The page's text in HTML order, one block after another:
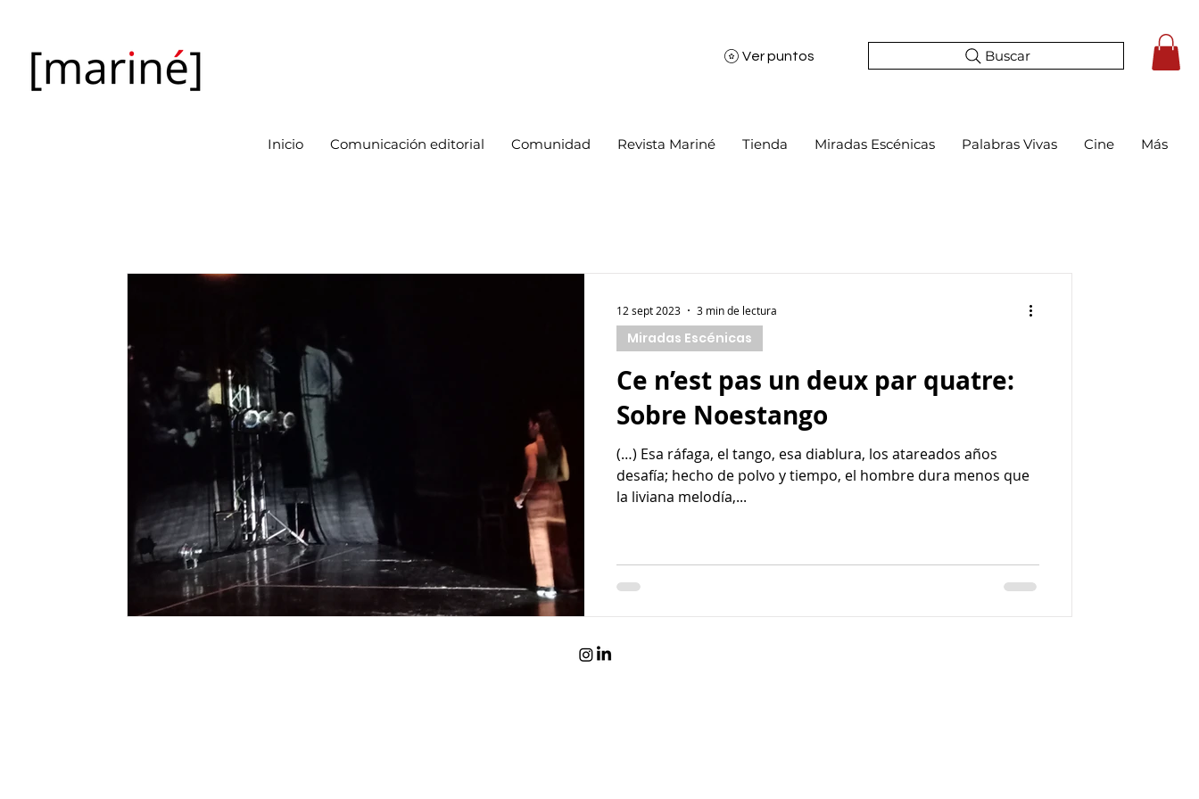
Ver puntos Buscar
Inicio Comunicación editorial Comunidad Revista Mariné Tienda Miradas Escénicas Palabras Vivas Cine Más
Ce n’est pas un deux par quatre:
Sobre Noestango
(…) Esa ráfaga, el tango, esa diablura, los atareados años
desafía; hecho de polvo y tiempo, el hombre dura menos que
la liviana melodía,...
Miradas Escénicas
12 sept 2023 3 min de lectura